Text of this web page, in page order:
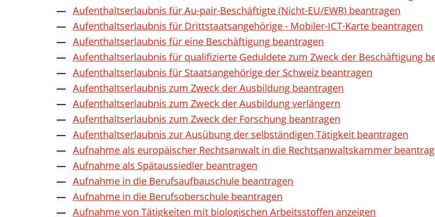
Aufenthaltserlaubnis für Au-pair-Beschäftigte (Nicht-EU/EWR) beantragen
Aufenthaltserlaubnis für Drittstaatsangehörige - Mobiler-ICT-Karte beantragen
Aufenthaltserlaubnis für eine Beschäftigung beantragen
Aufenthaltserlaubnis für qualifizierte Geduldete zum Zweck der Beschäftigung
Aufenthaltserlaubnis für Staatsangehörige der Schweiz beantragen
Aufenthaltserlaubnis zum Zweck der Ausbildung beantragen
Aufenthaltserlaubnis zum Zweck der Ausbildung verlängern
Aufenthaltserlaubnis zum Zweck der Forschung beantragen
Aufenthaltserlaubnis zur Ausübung der selbständigen Tätigkeit beantragen
Aufnahme als europäischer Rechtsanwalt in die Rechtsanwaltskammer
Aufnahme als Spätaussiedler beantragen
Aufnahme in die Berufsaufbauschule beantragen
Aufnahme in die Berufsoberschule beantragen
Aufnahme von Tätigkeiten mit biologischen Arbeitsstoffen anzeigen